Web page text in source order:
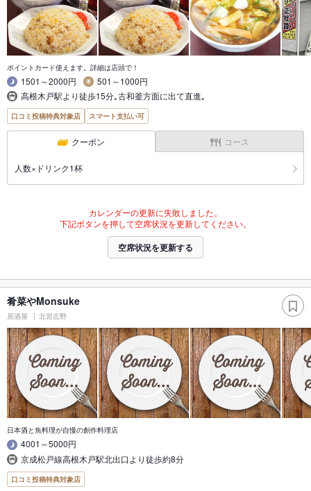
ポイントカード使えます。詳細は店頭で！
1501～2000円
501～1000円
高根木戸駅より徒歩15分｡古和釜方面に出て直進｡
口コミ投稿特典対象店 スマート支払い可
クーポン コース
人数×ドリンク1杯
カレンダーの更新に失敗しました。
下記ボタンを押して空席状況を更新してください。
空席状況を更新する
肴菜やMonsuke
居酒屋 北習志野
日本酒と魚料理が自慢の創作料理店
4001～5000円
京成松戸線高根木戸駅北出口より徒歩約8分
口コミ投稿特典対象店